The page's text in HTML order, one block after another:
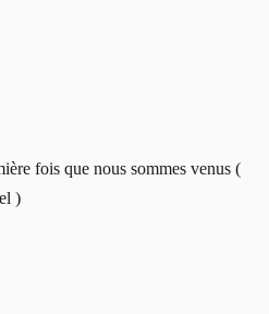
fois que nous sommes venus (
)